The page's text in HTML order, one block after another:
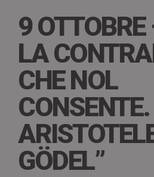
9 OTTOBRE
LA
CHE NOL
GÖDEL”